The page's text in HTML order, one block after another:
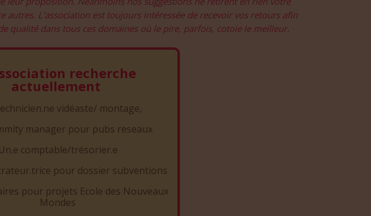
autres. L'association est toujours intéressée de recevoir vos retours afin
qualité dans tous ces domaines où le pire, parfois, cotoie le meilleur.
recherche
actuellement
vidéaste/ montage,
manager pour pubs reseaux
Un.e comptable/trésorier.e
pour dossier subventions
pour projets Ecole des Nouveaux
Mondes